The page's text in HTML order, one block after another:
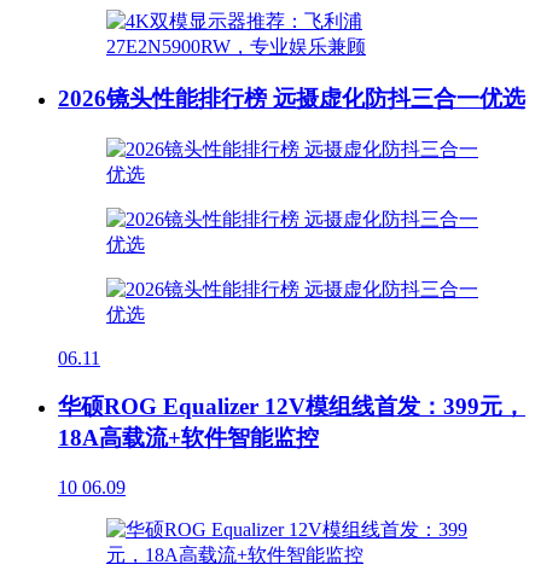
2026镜头性能排行榜 远摄虚化防抖三合一优选
06.11
华硕ROG Equalizer 12V模组线首发：399元，
18A高载流+软件智能监控
10 06.09